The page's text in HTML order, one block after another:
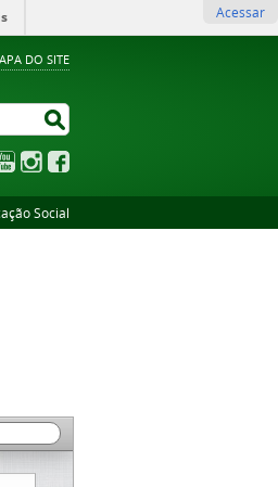
DO SITE
Acessar
YouTubeInstagram
Social